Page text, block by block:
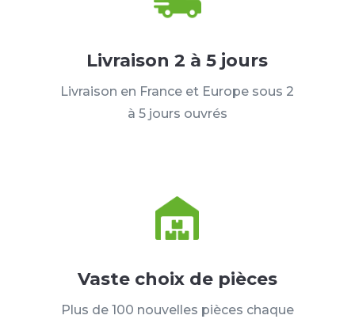
Livraison 2 à 5 jours
Livraison en France et Europe sous 2
à 5 jours ouvrés
Vaste choix de pièces
Plus de 100 nouvelles pièces chaque